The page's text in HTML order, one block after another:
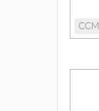
CCMI